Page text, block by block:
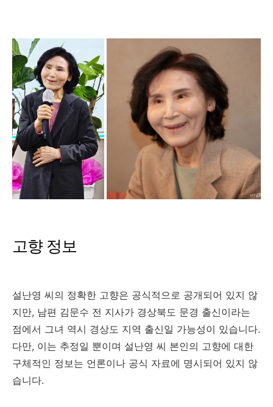
고향 정보
설난영 씨의 정확한 고향은 공식적으로 공개되어 있지 않
지만, 남편 김문수 전 지사가 경상북도 문경 출신이라는
점에서 그녀 역시 경상도 지역 출신일 가능성이 있습니다.
다만, 이는 추정일 뿐이며 설난영 씨 본인의 고향에 대한
구체적인 정보는 언론이나 공식 자료에 명시되어 있지 않
습니다.